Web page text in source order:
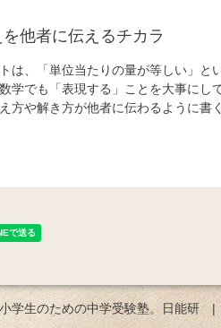
他者に伝えるチカラ
は、「単位当たりの量が等しい」
学でも「表現する」ことを大事に
方や解き方が他者に伝わるように書
学生のための中学受験塾。日能研